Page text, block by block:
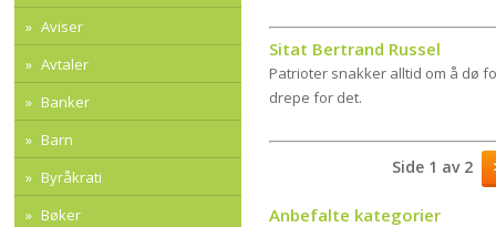
Aviser
Avtaler
Banker
Barn
Byråkrati
Bøker
Sitat Bertrand Russel
Patrioter snakker alltid om å dø
drepe for det.
Side 1 av 2
Anbefalte kategorier